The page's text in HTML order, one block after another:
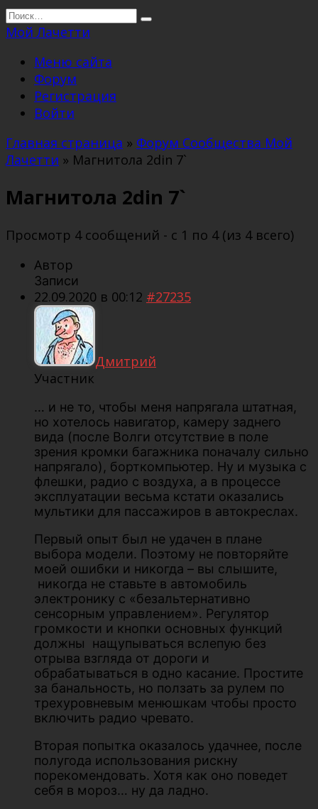
Перейти
к
Search
for:
Мой Лачетти
Меню сайта
Форум
Регистрация
Войти
Главная страница » Форум Сообщества Мой
Лачетти » Магнитола 2din 7`
Магнитола 2din 7`
Просмотр 4 сообщений - с 1 по 4 (из 4 всего)
Автор
Записи
22.09.2020 в 00:12 #27235
Дмитрий
Участник
… и не то, чтобы меня напрягала штатная,
но хотелось навигатор, камеру заднего
вида (после Волги отсутствие в поле
зрения кромки багажника поначалу сильно
напрягало), борткомпьютер. Ну и музыка с
флешки, радио с воздуха, а в процессе
эксплуатации весьма кстати оказались
мультики для пассажиров в автокреслах.
Первый опыт был не удачен в плане
выбора модели. Поэтому не повторяйте
моей ошибки и никогда – вы слышите,
никогда не ставьте в автомобиль
электронику с «безальтернативно
сенсорным управлением». Регулятор
громкости и кнопки основных функций
должны нащупываться вслепую без
отрыва взгляда от дороги и
обрабатываться в одно касание. Простите
за банальность, но ползать за рулем по
трехуровневым менюшкам чтобы просто
включить радио чревато.
Вторая попытка оказалось удачнее, после
полугода использования рискну
порекомендовать. Хотя как оно поведет
себя в мороз… ну да ладно.